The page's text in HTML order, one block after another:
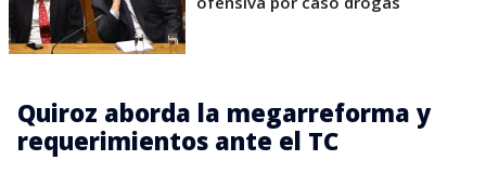
Quiroz aborda la megarreforma y
requerimientos ante el TC